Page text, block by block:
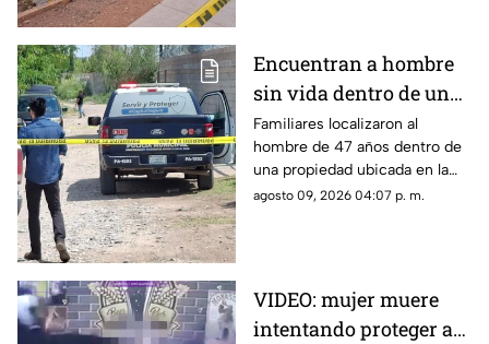
Encuentran a hombre
sin vida dentro de una
granja en Sacramento;
ya investigan
Familiares localizaron al
hombre de 47 años dentro de
una propiedad ubicada en la
colonia Sacramento, al norte
agosto 09, 2026 04:07 p. m.
VIDEO: mujer muere
intentando proteger a